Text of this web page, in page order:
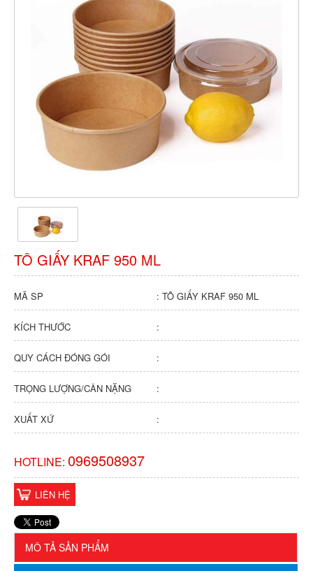
TÔ GIẤY KRAF 950 ML
MÃ SP : TÔ GIẤY KRAF 950 ML
KÍCH THƯỚC :
QUY CÁCH ĐÓNG GÓI :
TRỌNG LƯỢNG/CÂN NẶNG :
XUẤT XỨ :
HOTLINE: 0969508937
LIÊN HỆ
MÔ TẢ SẢN PHẨM